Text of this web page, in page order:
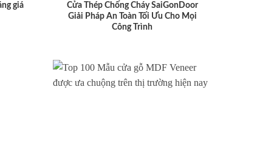
giá
Cửa Thép Chống Cháy SaiGonDoor
Giải Pháp An Toàn Tối Ưu Cho Mọi
Công Trình